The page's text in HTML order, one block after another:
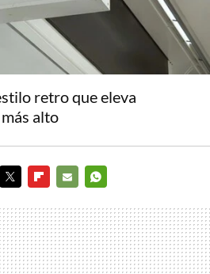
retro que eleva
alto
MAIL